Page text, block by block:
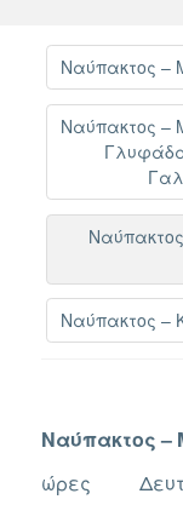
Ναύπακτος –
Ναύπακτος –
Ναύπακτος –
Ναύπακτος –
ώρες